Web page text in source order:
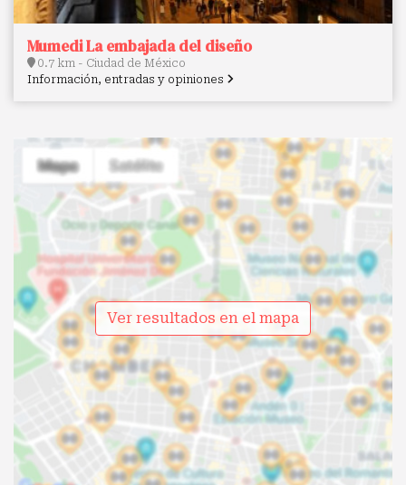
Mumedi La embajada del diseño
0.7 km - Ciudad de México
Información, entradas y opiniones
Ver resultados en el mapa